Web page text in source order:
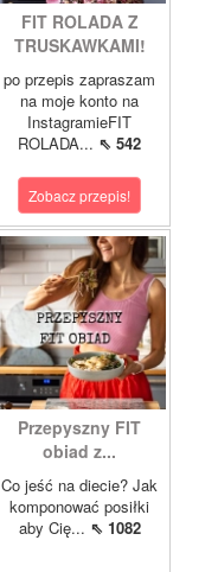
FIT ROLADA Z
TRUSKAWKAMI!
po przepis zapraszam
na moje konto na
InstagramieFIT
ROLADA... ⇖ 542
Zobacz przepis!
Przepyszny FIT
obiad z...
Co jeść na diecie? Jak
komponować posiłki
aby Cię... ⇖ 1082